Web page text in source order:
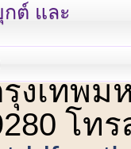
ต์ และ
ถนนวิ
งเทพม
โท